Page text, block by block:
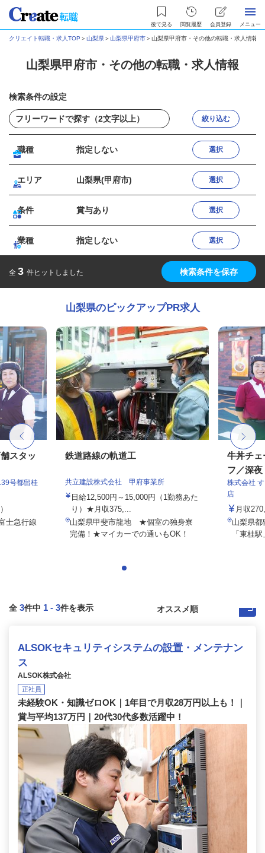
後で見る 閲覧履歴 会員登録 メニュー
クリエイト転職・求人TOP ＞山梨県＞山梨県甲府市＞山梨県甲府市・その他の転職・求人情報
山梨県甲府市・その他の転職・求人情報
検索条件の設定
絞り込む
職種 指定しない 選択
エリア 山梨県(甲府市) 選択
条件 賞与あり 選択
業種 指定しない 選択
全 3 件ヒットしました 検索条件を保存
山梨県のピックアップPR求人
スタッ
号都留桂
士急行線
鉄道路線の軌道工
共立建設株式会社 甲府事業所
日給12,500円～15,000円（1勤務あた
り）★月収375,...
山梨県甲斐市龍地 ★個室の独身寮
完備！★マイカーでの通いもOK！
牛丼チェ
フ／深夜
株式会社
店
月収
山梨県都
「東桂
全 3件中 1 - 3件を表示
ALSOKセキュリティシステムの設置・メンテナン
ス
ALSOK株式会社
正社員
未経験OK・知識ゼロOK｜1年目で月収28万円以上も！｜
賞与平均137万円｜20代30代多数活躍中！